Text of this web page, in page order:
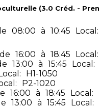
(3.0 Créd. -
08:00 à 10:45 Local:
de 16:00 à 18:45 Local:
13:00 à 15:45 Local:
H1-1050
P2-1020
16:00 à 18:45 Local:
13:00 à 15:45 Local: